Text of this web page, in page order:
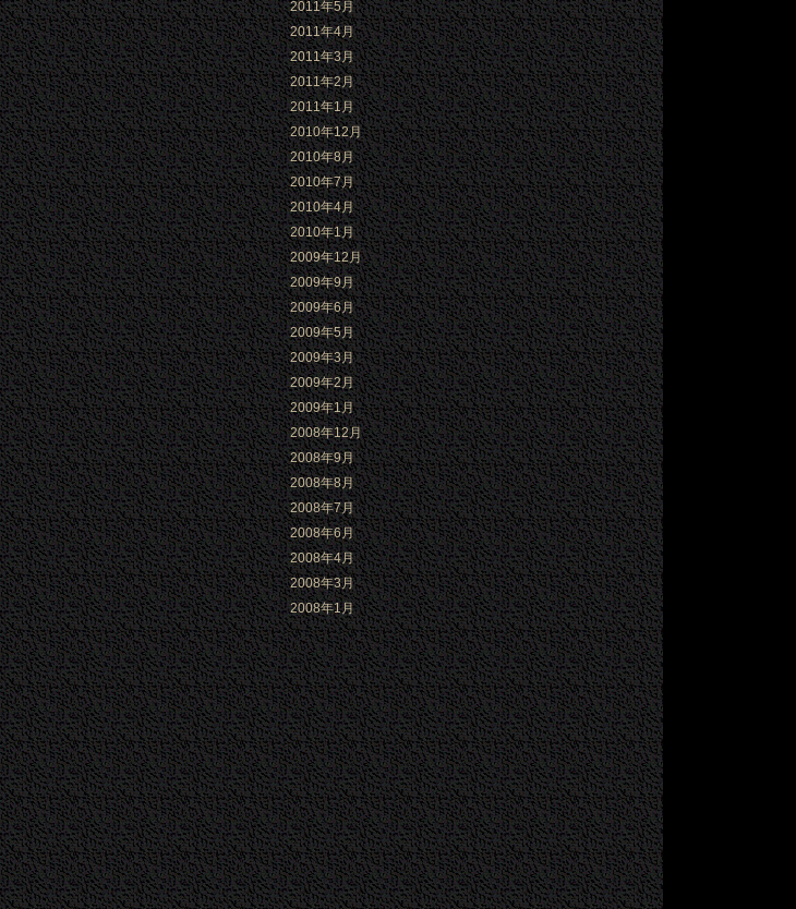
2011年5月
2011年4月
2011年3月
2011年2月
2011年1月
2010年12月
2010年8月
2010年7月
2010年4月
2010年1月
2009年12月
2009年9月
2009年6月
2009年5月
2009年3月
2009年2月
2009年1月
2008年12月
2008年9月
2008年8月
2008年7月
2008年6月
2008年4月
2008年3月
2008年1月